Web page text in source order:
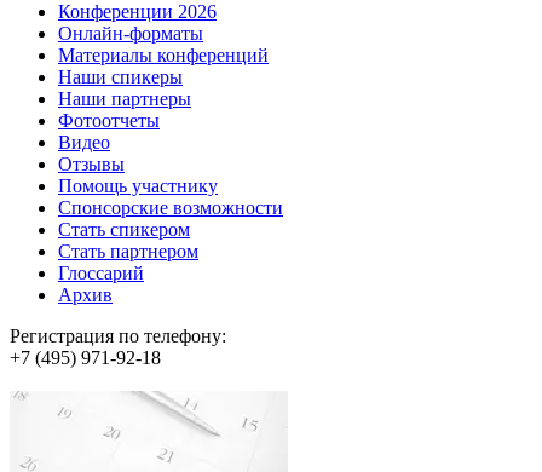
Конференции 2026
Онлайн-форматы
Материалы конференций
Наши спикеры
Наши партнеры
Фотоотчеты
Видео
Отзывы
Помощь участнику
Спонсорские возможности
Стать спикером
Стать партнером
Глоссарий
Архив
Регистрация по телефону:
+7 (495) 971-92-18